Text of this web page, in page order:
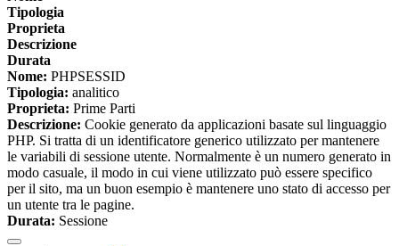
Tipologia
Proprieta
Descrizione
Durata
Nome: PHPSESSID
Tipologia: analitico
Proprieta: Prime Parti
Descrizione: Cookie generato da applicazioni basate sul linguaggio
PHP. Si tratta di un identificatore generico utilizzato per mantenere
le variabili di sessione utente. Normalmente è un numero generato in
modo casuale, il modo in cui viene utilizzato può essere specifico
per il sito, ma un buon esempio è mantenere uno stato di accesso per
un utente tra le pagine.
Durata: Sessione